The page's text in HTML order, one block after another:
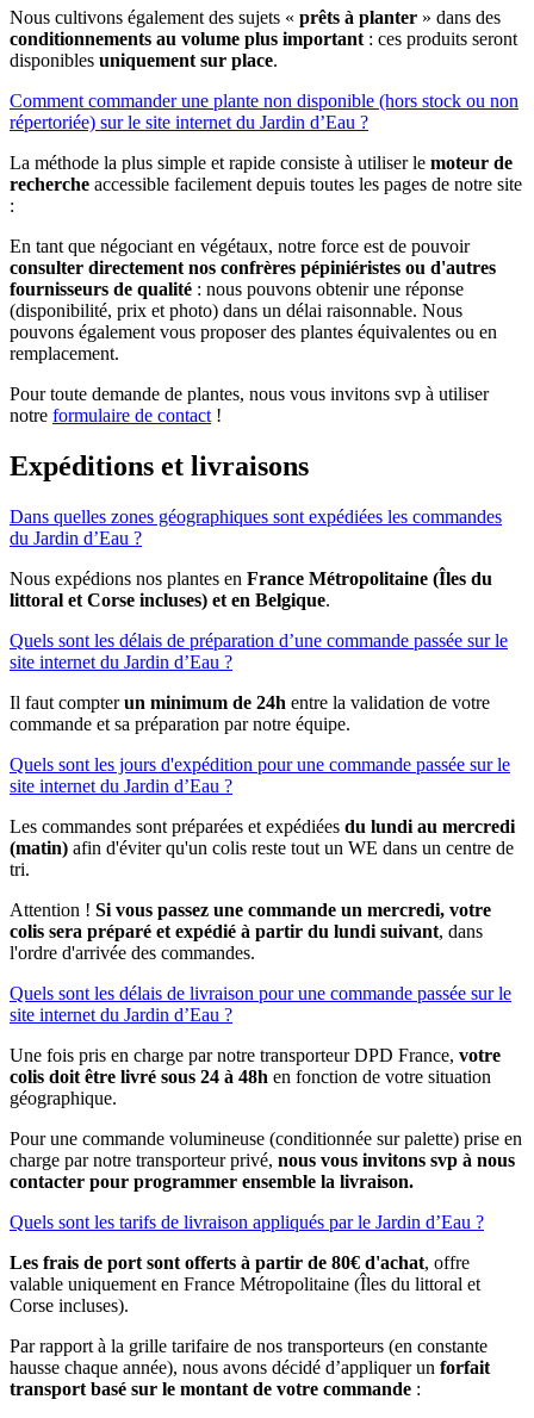
Nous cultivons également des sujets « prêts à planter » dans des
conditionnements au volume plus important: ces produits seront
disponibles uniquement sur place.
Comment commander une plante non disponible (hors stock ou non
répertoriée) sur le site internet du Jardin d’Eau ?
La méthode la plus simple et rapide consiste à utiliser le moteur de
recherche accessible facilement depuis toutes les pages de notre site
:
En tant que négociant en végétaux, notre force est de pouvoir
consulter directement nos confrères pépiniéristes ou d'autres
fournisseurs de qualité : nous pouvons obtenir une réponse
(disponibilité, prix et photo) dans un délai raisonnable. Nous
pouvons également vous proposer des plantes équivalentes ou en
remplacement.
Pour toute demande de plantes, nous vous invitons svp à utiliser
notre formulaire de contact!
Expéditions et livraisons
Dans quelles zones géographiques sont expédiées les commandes
du Jardin d’Eau ?
Nous expédions nos plantes en France Métropolitaine (Îles du
littoral et Corse incluses) et en Belgique.
Quels sont les délais de préparation d’une commande passée sur le
site internet du Jardin d’Eau ?
Il faut compterun minimum de 24h entre la validation de votre
commande et sa préparation par notre équipe.
Quels sont les jours d'expédition pour une commande passée sur le
site internet du Jardin d’Eau ?
Les commandes sont préparées et expédiées du lundi au mercredi
(matin) afin d'éviter qu'un colis reste tout un WE dans un centre de
tri.
Attention ! Si vous passez une commande un mercredi, votre
colis sera préparé et expédié à partir du lundi suivant, dans
l'ordre d'arrivée des commandes.
Quels sont les délais de livraison pour une commande passée sur le
site internet du Jardin d’Eau ?
Une fois pris en charge par notre transporteur DPD France, votre
colis doit être livré sous 24 à 48h en fonction de votre situation
géographique.
Pour une commande volumineuse (conditionnée sur palette) prise en
charge par notre transporteur privé, nous vous invitons svp à nous
contacter pour programmer ensemble la livraison.
Quels sont les tarifs de livraison appliqués par le Jardin d’Eau ?
Les frais de port sont offerts à partir de 80€ d'achat, offre
valable uniquement en France Métropolitaine (Îles du littoral et
Corse incluses).
Par rapport à la grille tarifaire de nos transporteurs (en constante
hausse chaque année), nous avons décidé d’appliquer un forfait
transport basé sur le montant de votre commande :